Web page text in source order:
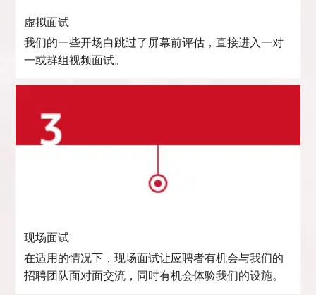
虚拟面试
我们的一些开场白跳过了屏幕前评估，直接进入一对
一或群组视频面试。
现场面试
在适用的情况下，现场面试让应聘者有机会与我们的
招聘团队面对面交流，同时有机会体验我们的设施。